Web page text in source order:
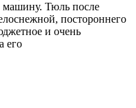
машину. Тюль после
постороннего
и очень
его